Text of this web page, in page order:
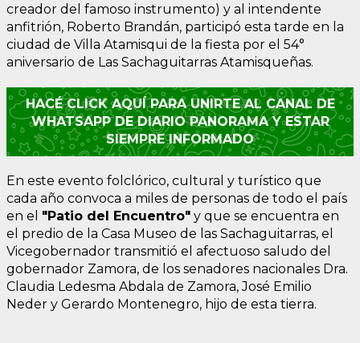
creador del famoso instrumento) y al intendente
anfitrión, Roberto Brandán, participó esta tarde en la
ciudad de Villa Atamisqui de la fiesta por el 54°
aniversario de Las Sachaguitarras Atamisqueñas.
HACÉ CLICK AQUÍ PARA UNIRTE AL CANAL DE
WHATSAPP DE DIARIO PANORAMA Y ESTAR
SIEMPRE INFORMADO
En este evento folclórico, cultural y turístico que
cada año convoca a miles de personas de todo el país
en el "Patio del Encuentro" y que se encuentra en
el predio de la Casa Museo de las Sachaguitarras, el
Vicegobernador transmitió el afectuoso saludo del
gobernador Zamora, de los senadores nacionales Dra.
Claudia Ledesma Abdala de Zamora, José Emilio
Neder y Gerardo Montenegro, hijo de esta tierra.